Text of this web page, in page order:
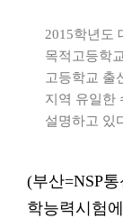
2015학년도
목적고등학
고등학교 출
지역 유일한
설명하고 있
(부산=NSP
학능력시험